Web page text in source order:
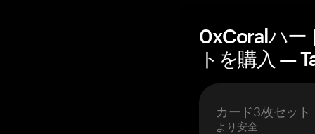
0xCoralハー
トを購入 —
カード3枚セット
より安全